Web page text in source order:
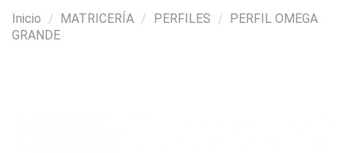
Inicio MATRICERÍA PERFILES
PERFIL OMEGA
GRANDE